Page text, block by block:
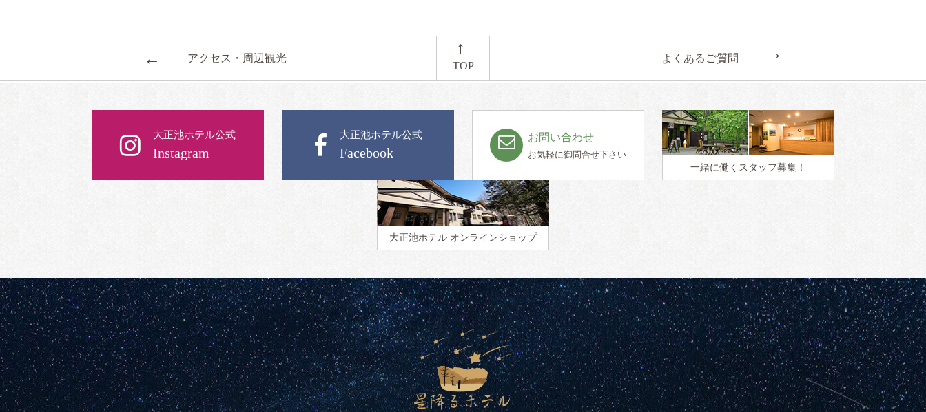
← アクセス・周辺観光
←
TOP
よくあるご質問 ←
大正池ホテル公式
Instagram
大正池ホテル公式
Facebook
お問い合わせ
お気軽に御問合せ下さい
一緒に働く スタッフ募集！
大正池ホテル オンラインショップ